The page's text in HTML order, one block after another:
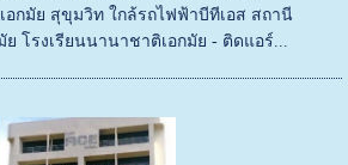
อกมัย สุขุมวิท ใกล้รถไฟฟ้าบีทีเอส สถานี
ย โรงเรียนนานาชาติเอกมัย - ติดแอร์...